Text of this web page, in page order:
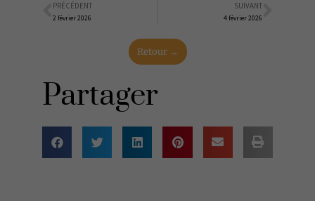
Précédent
PRÉCÉDENT
2 février 2026
SUIVANT
4 février 2026
Retour →
Partager